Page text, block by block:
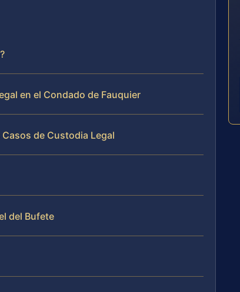
en el Condado de Fauquier
Casos de Custodia Legal
del Bufete